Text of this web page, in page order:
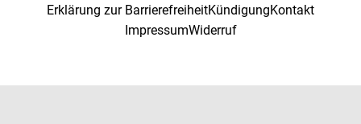
Erklärung zur BarrierefreiheitKündigungKontakt
ImpressumWiderruf